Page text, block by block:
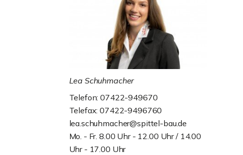
Lea Schuhmacher
Telefon: 07422-949670
Telefax: 07422-9496760
lea.schuhmacher@spittel-bau.de
Mo. - Fr. 8.00 Uhr - 12.00 Uhr / 14.00
Uhr - 17.00 Uhr